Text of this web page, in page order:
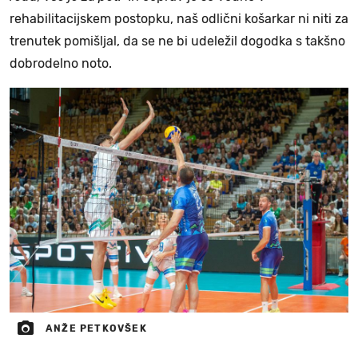
rehabilitacijskem postopku, naš odlični košarkar ni niti za
trenutek pomišljal, da se ne bi udeležil dogodka s takšno
dobrodelno noto.
ANŽE PETKOVŠEK